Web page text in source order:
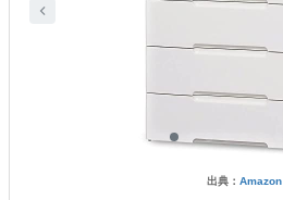
出典： Amazon